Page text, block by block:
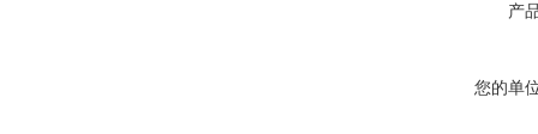
产
您的单